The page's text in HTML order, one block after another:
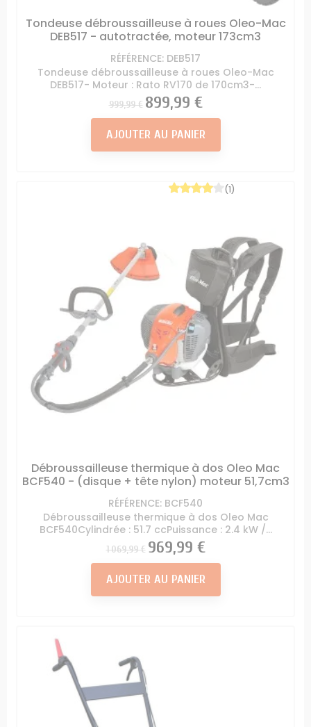
Tondeuse débroussailleuse à roues Oleo-Mac
DEB517 - autotractée, moteur 173cm3
RÉFÉRENCE: DEB517
Tondeuse débroussailleuse à roues Oleo-Mac
DEB517- Moteur : Rato RV170 de 170cm3-...
Prix
999,99 € Prix
899,99 €
AJOUTER AU PANIER
Débroussailleuse thermique à dos Oleo Mac
BCF540 - (disque + tête nylon) moteur 51,7cm3
RÉFÉRENCE: BCF540
Débroussailleuse thermique à dos Oleo Mac
BCF540Cylindrée : 51.7 ccPuissance : 2.4 kW /...
Prix
1 069,99 €
(1)
Prix
969,99 €
AJOUTER AU PANIER